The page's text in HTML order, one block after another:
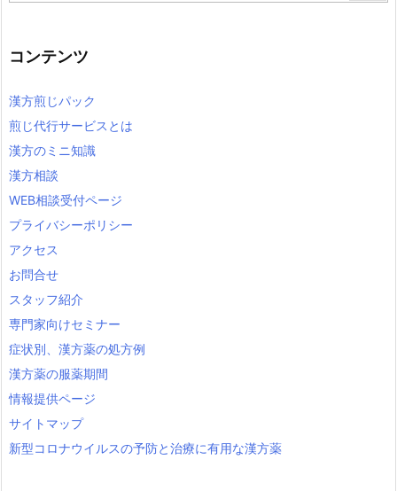
コンテンツ
漢方煎じパック
煎じ代行サービスとは
漢方のミニ知識
漢方相談
WEB相談受付ページ
プライバシーポリシー
アクセス
お問合せ
スタッフ紹介
専門家向けセミナー
症状別、漢方薬の処方例
漢方薬の服薬期間
情報提供ページ
サイトマップ
新型コロナウイルスの予防と治療に有用な漢方薬